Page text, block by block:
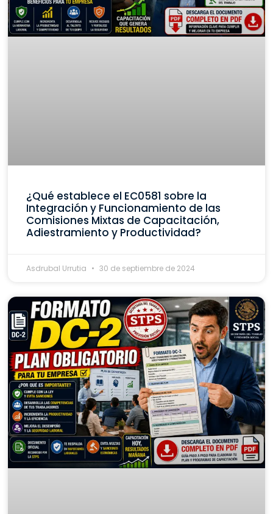
¿Qué establece el EC0581 sobre la
Integración y Funcionamiento de las
Comisiones Mixtas de Capacitación,
Adiestramiento y Productividad?
Asdrubal Urrutia 30 de septiembre de 2024